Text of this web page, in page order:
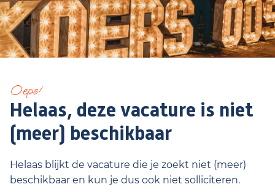
Oeps!
Helaas, deze vacature is niet
(meer) beschikbaar
Helaas blijkt de vacature die je zoekt niet (meer)
beschikbaar en kun je dus ook niet solliciteren.